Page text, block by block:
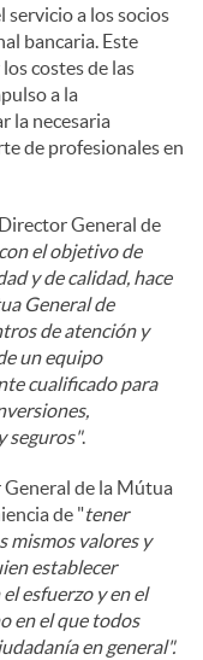
a los socios
bancaria. Este
costes de las
a la
la necesaria
de profesionales en
General de
con el objetivo de
y de calidad, hace
General de
de atención y
un equipo
cualificado para
seguros".
de la Mútua
de "tener
mismos valores y
establecer
esfuerzo y en el
en el que todos
en general".